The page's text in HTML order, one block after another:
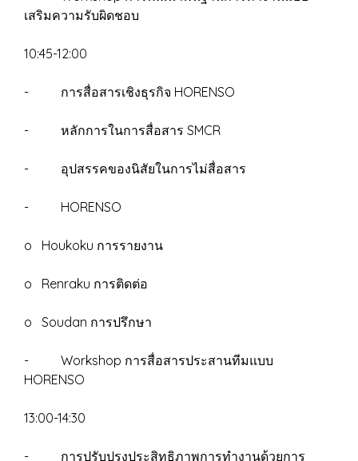
เสริมความรับผิดชอบ
10:45-12:00
- การสื่อสารเชิงธุรกิจ HORENSO
- หลักการในการสื่อสาร SMCR
- อุปสรรคของนิสัยในการไม่สื่อสาร
- HORENSO
o Houkoku การรายงาน
o Renraku การติดต่อ
o Soudan การปรึกษา
- Workshop การสื่อสารประสานทีมแบบ
HORENSO
13:00-14:30
- การปรับปรุงประสิทธิภาพการทำงานด้วยการ